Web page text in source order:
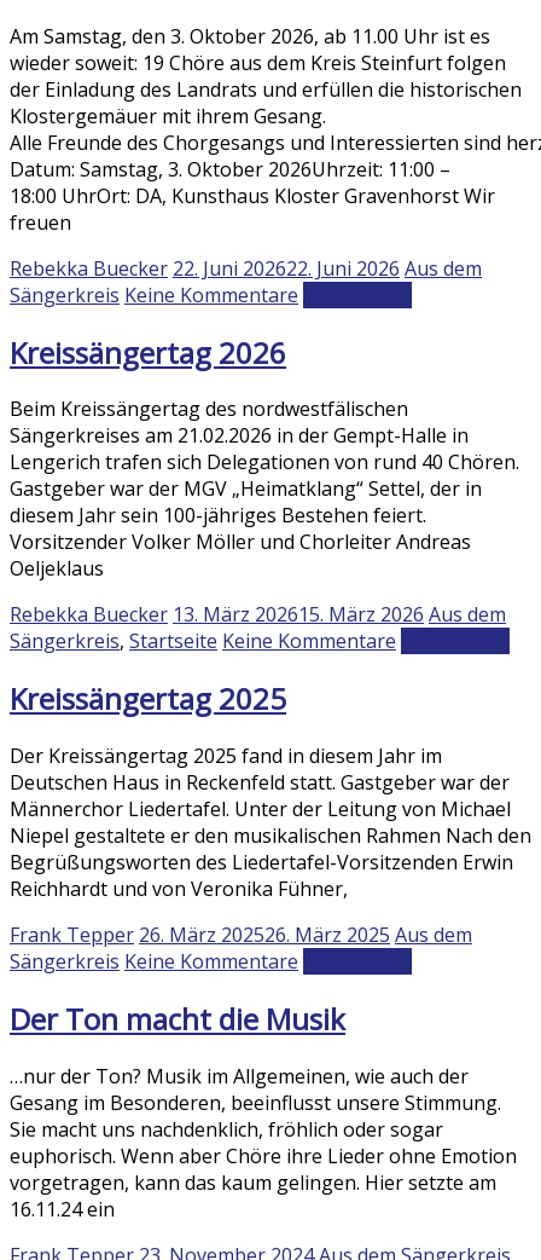
Am Samstag, den 3. Oktober 2026, ab 11.00 Uhr ist es
wieder soweit: 19 Chöre aus dem Kreis Steinfurt folgen
der Einladung des Landrats und erfüllen die historischen
Klostergemäuer mit ihrem Gesang.
Alle Freunde des Chorgesangs und Interessierten sind
Datum: Samstag, 3. Oktober 2026Uhrzeit: 11:00 –
18:00 UhrOrt: DA, Kunsthaus Kloster Gravenhorst Wir
freuen
Rebekka Buecker 22. Juni 202622. Juni 2026 Aus dem
Sängerkreis Keine Kommentare
Kreissängertag 2026
Beim Kreissängertag des nordwestfälischen
Sängerkreises am 21.02.2026 in der Gempt-Halle in
Lengerich trafen sich Delegationen von rund 40 Chören.
Gastgeber war der MGV „Heimatklang“ Settel, der in
diesem Jahr sein 100-jähriges Bestehen feiert.
Vorsitzender Volker Möller und Chorleiter Andreas
Oeljeklaus
Rebekka Buecker 13. März 202615. März 2026 Aus dem
Sängerkreis, Startseite Keine Kommentare
Kreissängertag 2025
Der Kreissängertag 2025 fand in diesem Jahr im
Deutschen Haus in Reckenfeld statt. Gastgeber war der
Männerchor Liedertafel. Unter der Leitung von Michael
Niepel gestaltete er den musikalischen Rahmen Nach den
Begrüßungsworten des Liedertafel-Vorsitzenden Erwin
Reichhardt und von Veronika Fühner,
Frank Tepper 26. März 202526. März 2025 Aus dem
Sängerkreis Keine Kommentare
Der Ton macht die Musik
…nur der Ton? Musik im Allgemeinen, wie auch der
Gesang im Besonderen, beeinflusst unsere Stimmung.
Sie macht uns nachdenklich, fröhlich oder sogar
euphorisch. Wenn aber Chöre ihre Lieder ohne Emotion
vorgetragen, kann das kaum gelingen. Hier setzte am
16.11.24 ein